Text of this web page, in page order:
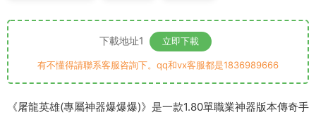
下載地址1 立即下載
有不懂得請聯系客服咨詢下。qq和vx客服都是1836989666
《屠龍英雄(專屬神器爆爆爆)》是一款1.80單職業神器版本傳奇手